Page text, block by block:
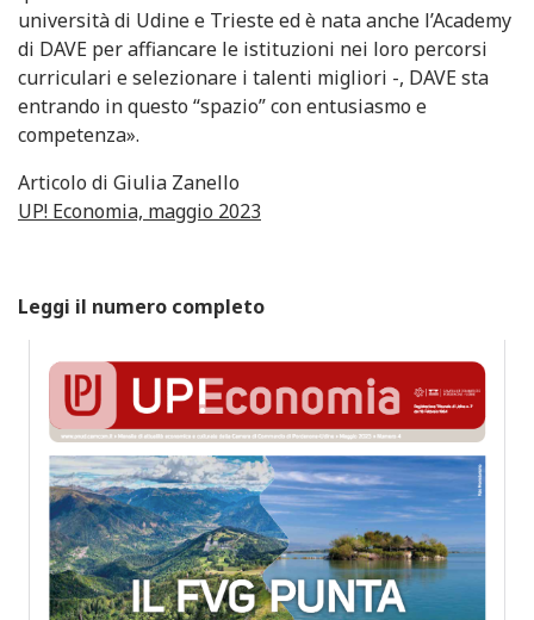
università di Udine e Trieste ed è nata anche l’Academy
di DAVE per affiancare le istituzioni nei loro percorsi
curriculari e selezionare i talenti migliori -, DAVE sta
entrando in questo “spazio” con entusiasmo e
competenza».
Articolo di Giulia Zanello
UP! Economia, maggio 2023
Leggi il numero completo